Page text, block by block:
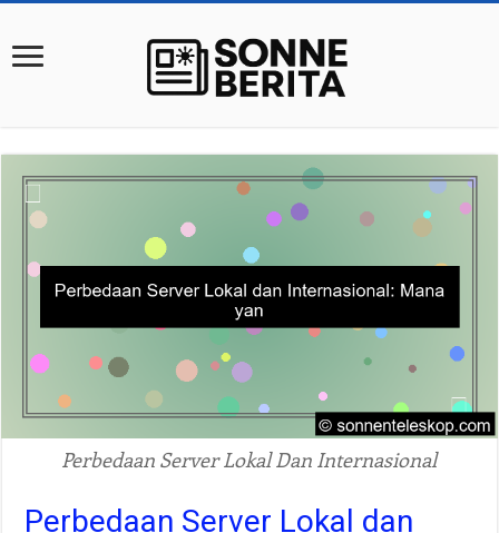
Perbedaan Server Lokal Dan Internasional
Perbedaan Server Lokal dan